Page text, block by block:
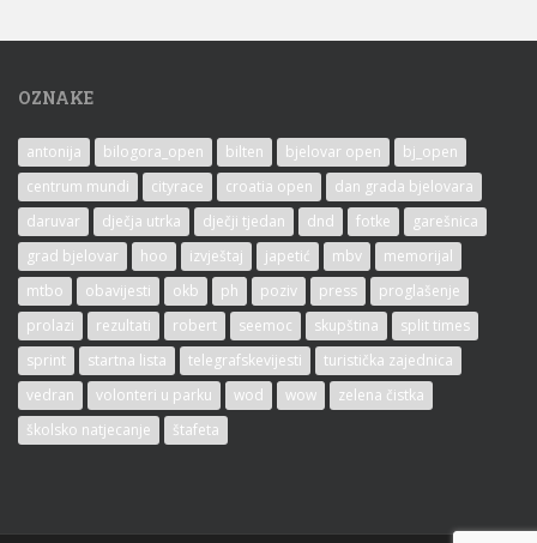
OZNAKE
antonija bilogora_open bilten bjelovar open
bj_open
centrum mundi
cityrace croatia open
dan grada bjelovara
daruvar
dječja utrka dječji tjedan dnd fotke
garešnica
grad bjelovar
hoo izvještaj japetić mbv
memorijal
mtbo
obavijesti okb ph poziv press
proglašenje
prolazi
rezultati robert seemoc skupština
split times
sprint
startna lista telegrafskevijesti
turistička zajednica
vedran
volonteri u parku wod wow
zelena čistka
školsko natjecanje
štafeta